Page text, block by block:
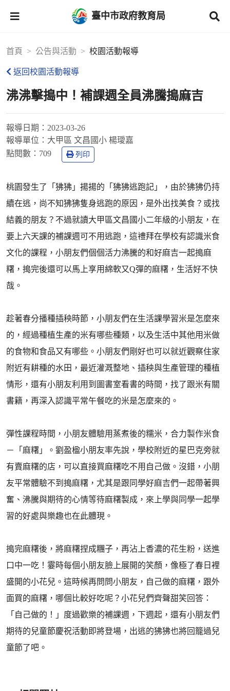
臺中市政府教育局
首頁 公告與活動 校園活動報導
返回校園活動報導
沸沸擊搗中！補課週全員沸騰搗麻吉
報導日期： 2023-03-26
報導單位： 大甲區 文昌國小 楊璦嘉
點閱數： 709 列印
桃園發生了「狒狒」揚揚的「狒狒逃跑記」，由於狒狒仍持
續在逃，尚不知狒狒隻身逃跑的原因，是外出找美食？或找
結義的朋友？不過就讀大甲區文昌國小二年級的小朋友，在
要上六天課的補課週可不用逃跑，這禮拜在學校有認識米食
文化的課程，小朋友們個個活力沸騰的和好麻吉一起搗麻
糬，搗完後還可以馬上享用綿軟又Q彈的麻糬，生活好不快
哉。
趁著春分播種插秧時節，小朋友們在生活課學習米是怎麼來
的，經過種植生產的米有哪些種類，以及生活中其他用米做
的食物和食品又有哪些。小朋友們剛好也可以就近觀察住家
附近有耕種的水田，最近灌溉整地、插秧與生產管理的種植
情形，還有小朋友利用到圖書室看書的時間，找了跟米有關
書籍，再深入認識平常午餐吃的米是怎麼來的。
彈性課程時間，小朋友體驗用蒸煮後的糯米，合力製作米食
－「麻糬」。劉盈楹小朋友率先說，學校附近的星巴克旁就
有賣麻糬的店，可以直接買麻糬吃不用自己做。沒錯，小朋
友平常體驗不到搗麻糬，尤其是跟同學好麻吉們一起帶著興
奮、沸騰與期待的心情等待麻糬製成，來上學與同學一起學
習的好處與樂趣也在此體現。
搗完麻糬後，將麻糬捏成糰子，再沾上香濃的花生粉，送進
口中一吃！霎時每個小朋友臉上展開的笑顏，像極了春日裡
盛開的小花兒。這時候再問問小朋友，自己做的麻糬，跟外
面買的麻糬，哪個比較好吃呢？小花兒們齊聲甜笑回答：
「自己做的！」度過歡樂的補課週，下週起，還有小朋友們
期待的兒童節慶祝活動即將登場，出逃的狒狒也將回籠過兒
童節了吧。